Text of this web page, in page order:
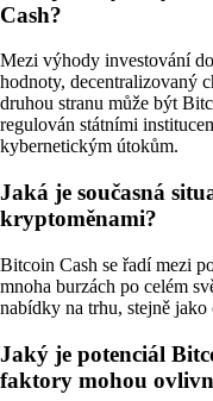
Cash?
Mezi výhody investování
hodnoty, decentralizovaný
druhou stranu může být
regulován státními
kybernetickým útokům.
Jaká je současná
kryptoměnami?
Bitcoin Cash se řadí mezi
mnoha burzách po celém
nabídky na trhu, stejně
Jaký je potenciál
faktory mohou